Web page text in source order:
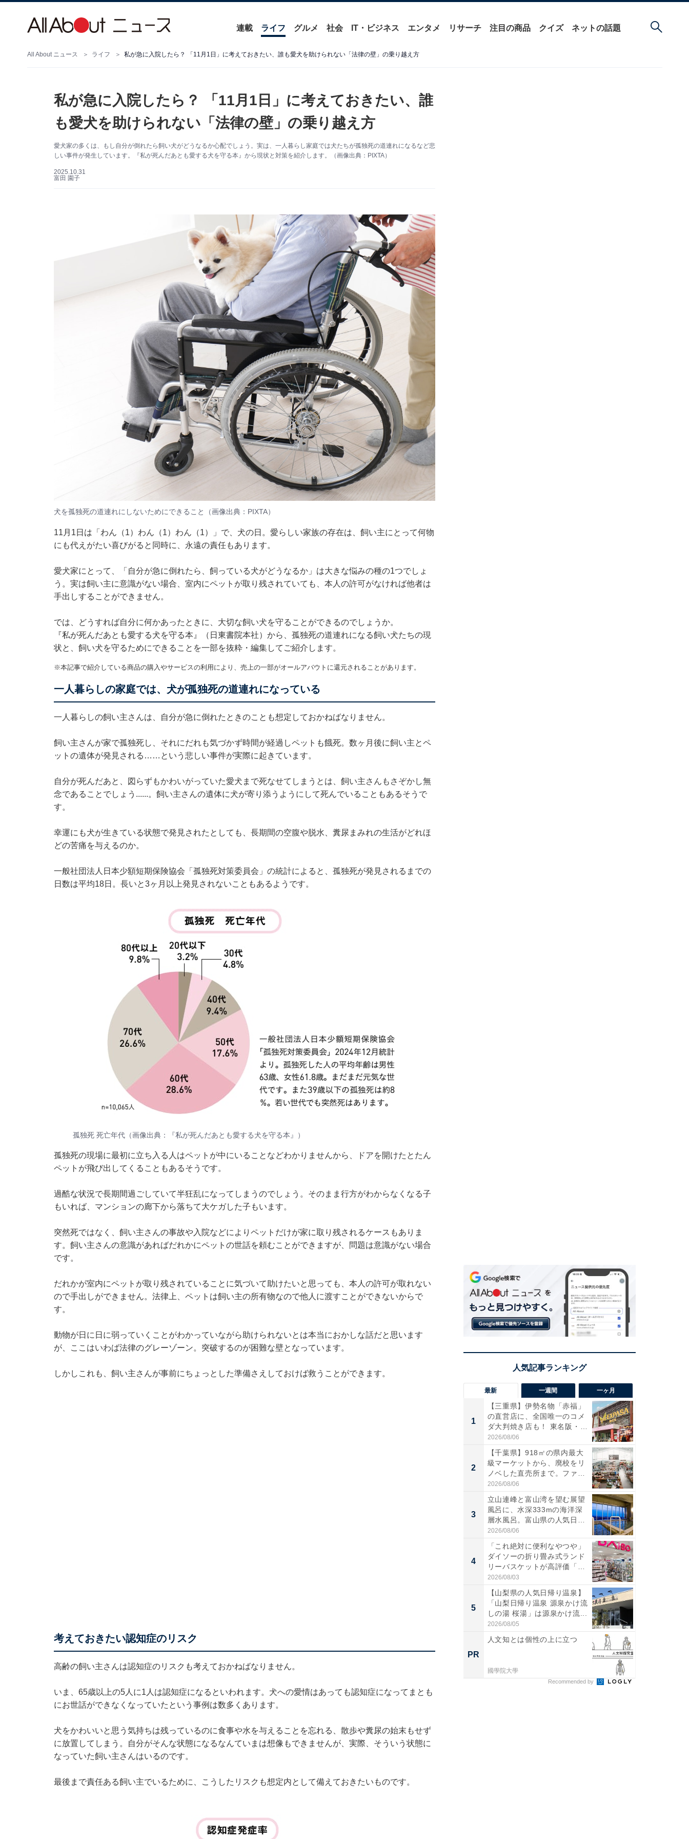
連載 ライフ グルメ 社会 IT・ビジネス エンタメ リサーチ 注目の商品 クイズ ネットの話題
All About ニュース ライフ 私が急に入院したら？ 「11月1日」に考えておきたい、誰も愛犬を助けられない「法律の壁」の乗り越え方
私が急に入院したら？ 「11月1日」に考えておきたい、誰
も愛犬を助けられない「法律の壁」の乗り越え方
愛犬家の多くは、もし自分が倒れたら飼い犬がどうなるか心配でしょう。実は、一人暮らし家庭では犬たちが孤独死の道連れになるなど悲
しい事件が発生しています。『私が死んだあとも愛する犬を守る本』から現状と対策を紹介します。（画像出典：PIXTA）
2025.10.31
富田 園子
犬を孤独死の道連れにしないためにできること（画像出典：PIXTA）
11月1日は「わん（1）わん（1）わん（1）」で、犬の日。愛らしい家族の存在は、飼い主にとって何物
にも代えがたい喜びがると同時に、永遠の責任もあります。
愛犬家にとって、「自分が急に倒れたら、飼っている犬がどうなるか」は大きな悩みの種の1つでしょ
う。実は飼い主に意識がない場合、室内にペットが取り残されていても、本人の許可がなければ他者は
手出しすることができません。
では、どうすれば自分に何かあったときに、大切な飼い犬を守ることができるのでしょうか。
『私が死んだあとも愛する犬を守る本』
（日東書院本社）から、孤独死の道連れになる飼い犬たちの現
状と、飼い犬を守るためにできることを一部を抜粋・編集してご紹介します。
※本記事で紹介している商品の購入やサービスの利用により、売上の一部がオールアバウトに還元されることがあります。
一人暮らしの家庭では、犬が孤独死の道連れになっている
一人暮らしの飼い主さんは、自分が急に倒れたときのことも想定しておかねばなりません。
飼い主さんが家で孤独死し、それにだれも気づかず時間が経過しペットも餓死。数ヶ月後に飼い主とペ
ットの遺体が発見される……という悲しい事件が実際に起きています。
自分が死んだあと、図らずもかわいがっていた愛犬まで死なせてしまうとは、飼い主さんもさぞかし無
念であることでしょう......。飼い主さんの遺体に犬が寄り添うようにして死んでいることもあるそうで
す。
幸運にも犬が生きている状態で発見されたとしても、長期間の空腹や脱水、糞尿まみれの生活がどれほ
どの苦痛を与えるのか。
一般社団法人日本少額短期保険協会「孤独死対策委員会」の統計によると、孤独死が発見されるまでの
日数は平均18日。長いと3ヶ月以上発見されないこともあるようです。
孤独死 死亡年代（画像出典：『私が死んだあとも愛する犬を守る本』）
孤独死の現場に最初に立ち入る人はペットが中にいることなどわかりませんから、ドアを開けたとたん
ペットが飛び出してくることもあるそうです。
過酷な状況で長期間過ごしていて半狂乱になってしまうのでしょう。そのまま行方がわからなくなる子
もいれば、マンションの廊下から落ちて大ケガした子もいます。
突然死ではなく、飼い主さんの事故や入院などによりペットだけが家に取り残されるケースもありま
す。飼い主さんの意識があればだれかにペットの世話を頼むことができますが、問題は意識がない場合
です。
だれかが室内にペットが取り残されていることに気づいて助けたいと思っても、本人の許可が取れない
ので手出しができません。法律上、ペットは飼い主の所有物なので他人に渡すことができないからで
す。
動物が日に日に弱っていくことがわかっていながら助けられないとは本当におかしな話だと思います
が、ここはいわば法律のグレーゾーン。突破するのが困難な壁となっています。
しかしこれも、飼い主さんが事前にちょっとした準備さえしておけば救うことができます。
考えておきたい認知症のリスク
高齢の飼い主さんは認知症のリスクも考えておかねばなりません。
いま、65歳以上の5人に1人は認知症になるといわれます。犬への愛情はあっても認知症になってまとも
にお世話ができなくなっていたという事例は数多くあります。
犬をかわいいと思う気持ちは残っているのに食事や水を与えることを忘れる、散歩や糞尿の始末もせず
に放置してしまう。自分がそんな状態になるなんていまは想像もできませんが、実際、そういう状態に
なっていた飼い主さんはいるのです。
最後まで責任ある飼い主でいるために、こうしたリスクも想定内として備えておきたいものです。
最新 一週間 一ヶ月
1
【三重県】伊勢名物「赤福」
の直営店に、全国唯一のコメ
ダ大判焼き店も！ 東名阪・
伊...
2026/08/06
2
【千葉県】918㎡の県内最大
級マーケットから、廃校をリ
ノベした直売所まで。ファ
ー...
2026/08/06
3
立山連峰と富山湾を望む展望
風呂に、水深333mの海洋深
層水風呂。富山県の人気日
帰...
2026/08/06
4
「これ絶対に便利なやつや」
ダイソーの折り畳み式ランド
リーバスケットが高評価「使
わ...
2026/08/03
5
【山梨県の人気日帰り温泉】
「山梨日帰り温泉 源泉かけ流
しの湯 桜湯」は源泉かけ流...
2026/08/05
PR
人文知とは個性の上に立つ
國學院大學
Recommended by